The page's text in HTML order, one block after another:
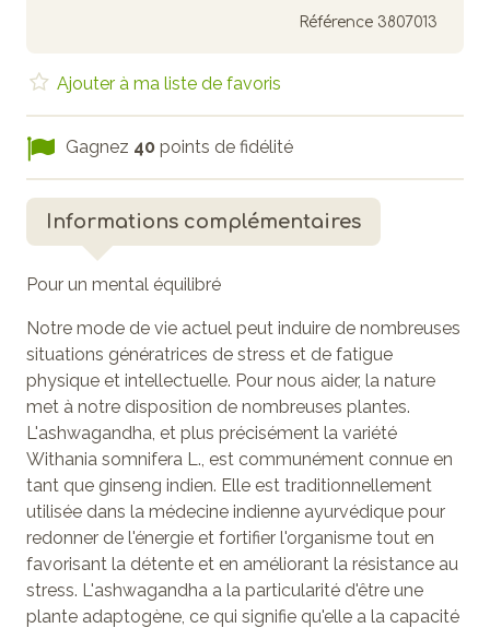
Référence 3807013
Ajouter à ma liste de favoris
Gagnez 40 points de fidélité
Informations complémentaires
Pour un mental équilibré
Notre mode de vie actuel peut induire de nombreuses
situations génératrices de stress et de fatigue
physique et intellectuelle. Pour nous aider, la nature
met à notre disposition de nombreuses plantes.
L'ashwagandha, et plus précisément la variété
Withania somnifera L., est communément connue en
tant que ginseng indien. Elle est traditionnellement
utilisée dans la médecine indienne ayurvédique pour
redonner de l'énergie et fortifier l'organisme tout en
favorisant la détente et en améliorant la résistance au
stress. L'ashwagandha a la particularité d'être une
plante adaptogène, ce qui signifie qu'elle a la capacité